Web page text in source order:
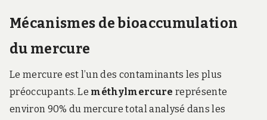
Mécanismes de bioaccumulation
du mercure
Le mercure est l’un des contaminants les plus
préoccupants. Le méthylmercure représente
environ 90% du mercure total analysé dans les